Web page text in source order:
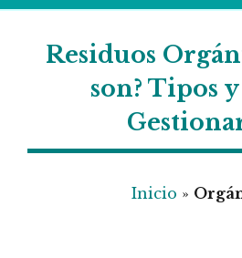
Residuos
son? Tipos
Inicio »